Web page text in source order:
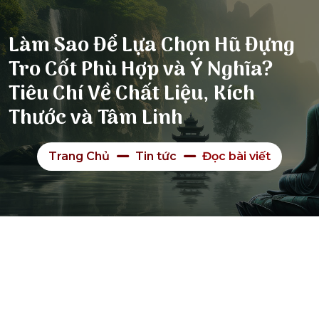
Làm Sao Để Lựa Chọn Hũ Đựng
Tro Cốt Phù Hợp và Ý Nghĩa?
Tiêu Chí Về Chất Liệu, Kích
Thước và Tâm Linh
Trang Chủ Tin tức Đọc bài viết